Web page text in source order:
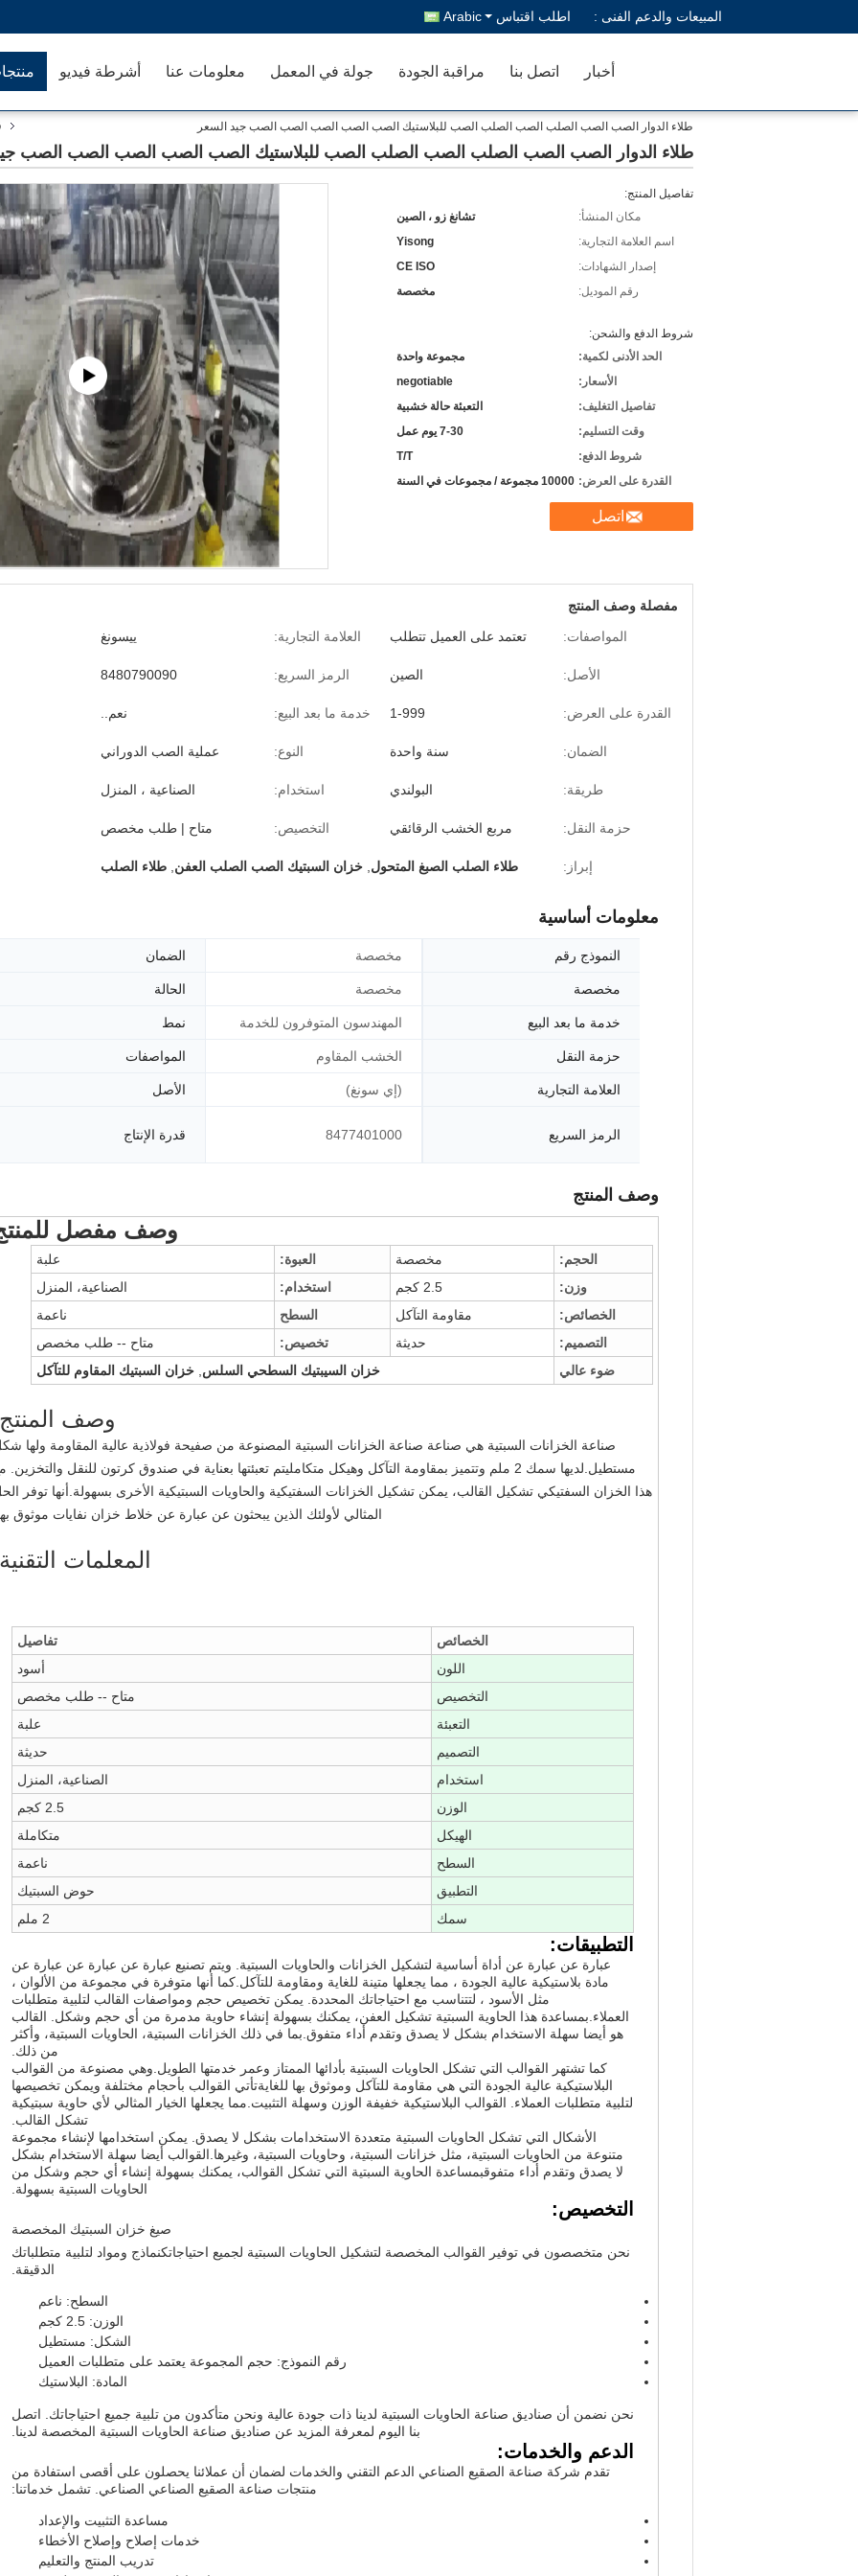
المبيعات والدعم الفنى : اطلب اقتباس Arabic
أشرطة فيديو معلومات عنا جولة في المعمل مراقبة الجودة اتصل بنا أخبار
طلاء الدوار الصب الصب الصلب الصب الصلب الصب للبلاستيك الصب الصب الصب الصب الصب جيد السعر
طلاء الدوار الصب الصب الصلب الصب الصلب الصب للبلاستيك الصب الصب الصب الصب الصب
تفاصيل المنتج:
مكان المنشأ:
تشانغ زو ، الصين
اسم العلامة التجارية:
Yisong
إصدار الشهادات:
CE ISO
رقم الموديل:
مخصصة
شروط الدفع والشحن:
الحد الأدنى لكمية:
مجموعة واحدة
الأسعار:
negotiable
تفاصيل التغليف:
التعبئة حالة خشبية
وقت التسليم:
7-30 يوم عمل
شروط الدفع:
T/T
القدرة على العرض: 10000 مجموعة / مجموعات في السنة
اتصل
مفصلة وصف المنتج
المواصفات:
تعتمد على العميل تتطلب العلامة التجارية: ييسونغ
الأصل: الصين الرمز السريع: 8480790090
القدرة على العرض: 1-999 خدمة ما بعد البيع: نعم..
الضمان: سنة واحدة النوع: عملية الصب الدوراني
طريقة: البولندي استخدام: الصناعية ، المنزل
حزمة النقل: مربع الخشب الرقائقي التخصيص: متاح | طلب مخصص
إبراز: طلاء الصلب الصبغ المتحول خزان السبتيك الصب الصلب العفن طلاء الصلب
معلومات أساسية
النموذج رقم مخصصة الضمان
مخصصة مخصصة الحالة
خدمة ما بعد البيع المهندسون المتوفرون للخدمة نمط
حزمة النقل الخشب المقاوم المواصفات
العلامة التجارية (إي سونغ) الأصل
الرمز السريع 8477401000 قدرة الإنتاج
وصف المنتج
وصف مفصل
الحجم: مخصصة العبوة:
علبة
وزن:
2.5 كجم استخدام:
الصناعية، المنزل
الخصائص:
مقاومة التآكل السطح
ناعمة
التصميم:
حديثة تخصيص:
متاح -- طلب مخصص
ضوء عالي
خزان السيبتيك السطحي السلس خزان السبتيك المقاوم للتآكل
وصف
صناعة الخزانات السبتية هي صناعة صناعة الخزانات السبتية المصنوعة من صفيحة فولاذية عالية المقاومة ولها
مستطيل.لديها سمك 2 ملم وتتميز بمقاومة التآكل وهيكل متكامليتم تعبئتها بعناية في صندوق كرتون للنقل والتخزين.
هذا الخزان السفتيكي تشكيل القالب، يمكن تشكيل الخزانات السفتيكية والحاويات السبتيكية الأخرى بسهولة.أنها توفر
المثالي لأولئك الذين يبحثون عن عبارة عن خلاط خزان نفايات موثوق
المعلمات
الخصائص
تفاصيل
اللون
أسود
التخصيص
متاح -- طلب مخصص
التعبئة
علبة
التصميم
حديثة
استخدام
الصناعية، المنزل
الوزن
2.5 كجم
الهيكل
متكاملة
السطح
ناعمة
التطبيق
حوض السبتيك
سمك
2 ملم
التطبيقات:
عبارة عن عبارة عن أداة أساسية لتشكيل الخزانات والحاويات السبتية. ويتم تصنيع عبارة عن عبارة عن عبارة عن
مادة بلاستيكية عالية الجودة ، مما يجعلها متينة للغاية ومقاومة للتآكل.كما أنها متوفرة في مجموعة من الألوان ،
مثل الأسود ، لتتناسب مع احتياجاتك المحددة. يمكن تخصيص حجم ومواصفات القالب لتلبية متطلبات
العملاء.بمساعدة هذا الحاوية السبتية تشكيل العفن، يمكنك بسهولة إنشاء حاوية مدمرة من أي حجم وشكل. القالب
هو أيضا سهلة الاستخدام بشكل لا يصدق وتقدم أداء متفوق.بما في ذلك الخزانات السبتية، الحاويات السبتية، وأكثر
من ذلك.
كما تشتهر القوالب التي تشكل الحاويات السبتية بأدائها الممتاز وعمر خدمتها الطويل.وهي مصنوعة من القوالب
البلاستيكية عالية الجودة التي هي مقاومة للتآكل وموثوق بها للغايةتأتي القوالب بأحجام مختلفة ويمكن تخصيصها
لتلبية متطلبات العملاء. القوالب البلاستيكية خفيفة الوزن وسهلة التثبيت.مما يجعلها الخيار المثالي لأي حاوية سبتيكية
تشكل القالب.
الأشكال التي تشكل الحاويات السبتية متعددة الاستخدامات بشكل لا يصدق. يمكن استخدامها لإنشاء مجموعة
متنوعة من الحاويات السبتية، مثل خزانات السبتية، وحاويات السبتية، وغيرها.القوالب أيضا سهلة الاستخدام بشكل
لا يصدق وتقدم أداء متفوقبمساعدة الحاوية السبتية التي تشكل القوالب، يمكنك بسهولة إنشاء أي حجم وشكل من
الحاويات السبتية بسهولة.
التخصيص:
صيغ خزان السبتيك المخصصة
نحن متخصصون في توفير القوالب المخصصة لتشكيل الحاويات السبتية لجميع احتياجاتكنماذج ومواد لتلبية متطلباتك
الدقيقة.
السطح: ناعم
الوزن: 2.5 كجم
الشكل: مستطيل
رقم النموذج: حجم المجموعة يعتمد على متطلبات العميل
المادة: البلاستيك
نحن نضمن أن صناديق صناعة الحاويات السبتية لدينا ذات جودة عالية ونحن متأكدون من تلبية جميع احتياجاتك. اتصل
بنا اليوم لمعرفة المزيد عن صناديق صناعة الحاويات السبتية المخصصة لدينا.
الدعم والخدمات:
تقدم شركة صناعة الصقيع الصناعي الدعم التقني والخدمات لضمان أن عملائنا يحصلون على أقصى استفادة من
منتجات صناعة الصقيع الصناعي الصناعي. تشمل خدماتنا:
مساعدة التثبيت والإعداد
خدمات إصلاح وإصلاح الأخطاء
تدريب المنتج والتعليم